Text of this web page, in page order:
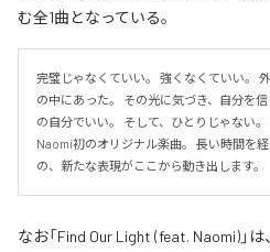
む全1曲となっている。
完璧じゃなくていい。 強くなくていい。
の中にあった。 その光に気づき、自分を
の自分でいい。 そして、ひとりじゃない
Naomi初のオリジナル楽曲。 長い時間を
の、新たな表現がここから動き出します。
なお「Find Our Light (feat. Naomi)」は、